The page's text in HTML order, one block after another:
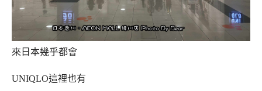
來日本幾乎都會
UNIQLO這裡也有